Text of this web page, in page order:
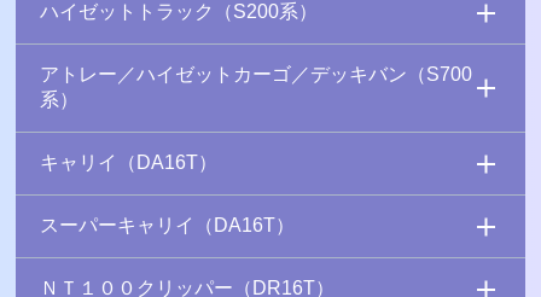
ハイゼットトラック（S200系）
アトレー／ハイゼットカーゴ／デッキバン（S700
系）
キャリイ（DA16T）
スーパーキャリイ（DA16T）
ＮＴ１００クリッパー（DR16T）